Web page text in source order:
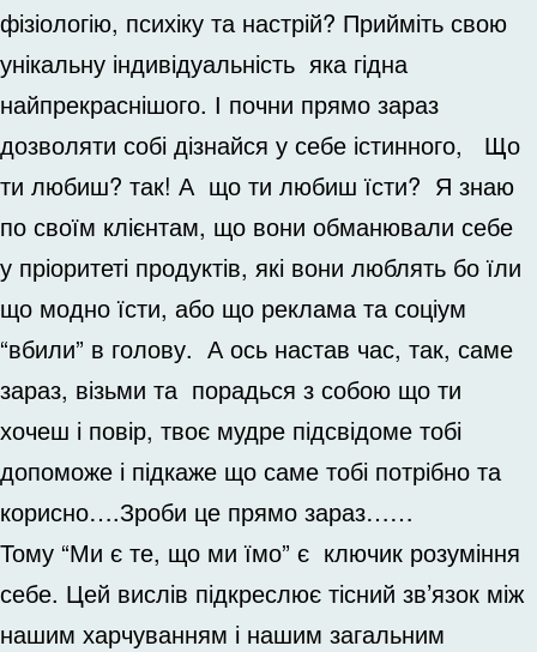
фізіологію, психіку та настрій? Прийміть свою
унікальну індивідуальність яка гідна
найпрекраснішого. І почни прямо зараз
дозволяти собі дізнайся у себе істинного, Що
ти любиш? так! А що ти любиш їсти? Я знаю
по своїм клієнтам, що вони обманювали себе
у пріоритеті продуктів, які вони люблять бо їли
що модно їсти, або що реклама та соціум
“вбили” в голову. А ось настав час, так, саме
зараз, візьми та порадься з собою що ти
хочеш і повір, твоє мудре підсвідоме тобі
допоможе і підкаже що саме тобі потрібно та
корисно….Зроби це прямо зараз……
Тому “Ми є те, що ми їмо” є ключик розуміння
себе. Цей вислів підкреслює тісний зв’язок між
нашим харчуванням і нашим загальним